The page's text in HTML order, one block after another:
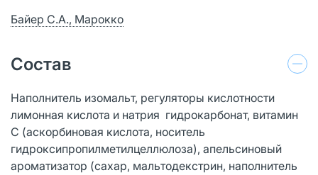
Байер С.А., Марокко
Состав
Наполнитель изомальт, регуляторы кислотности
лимонная кислота и натрия гидрокарбонат, витамин
С (аскорбиновая кислота, носитель
гидроксипропилметилцеллюлоза), апельсиновый
ароматизатор (сахар, мальтодекстрин, наполнитель